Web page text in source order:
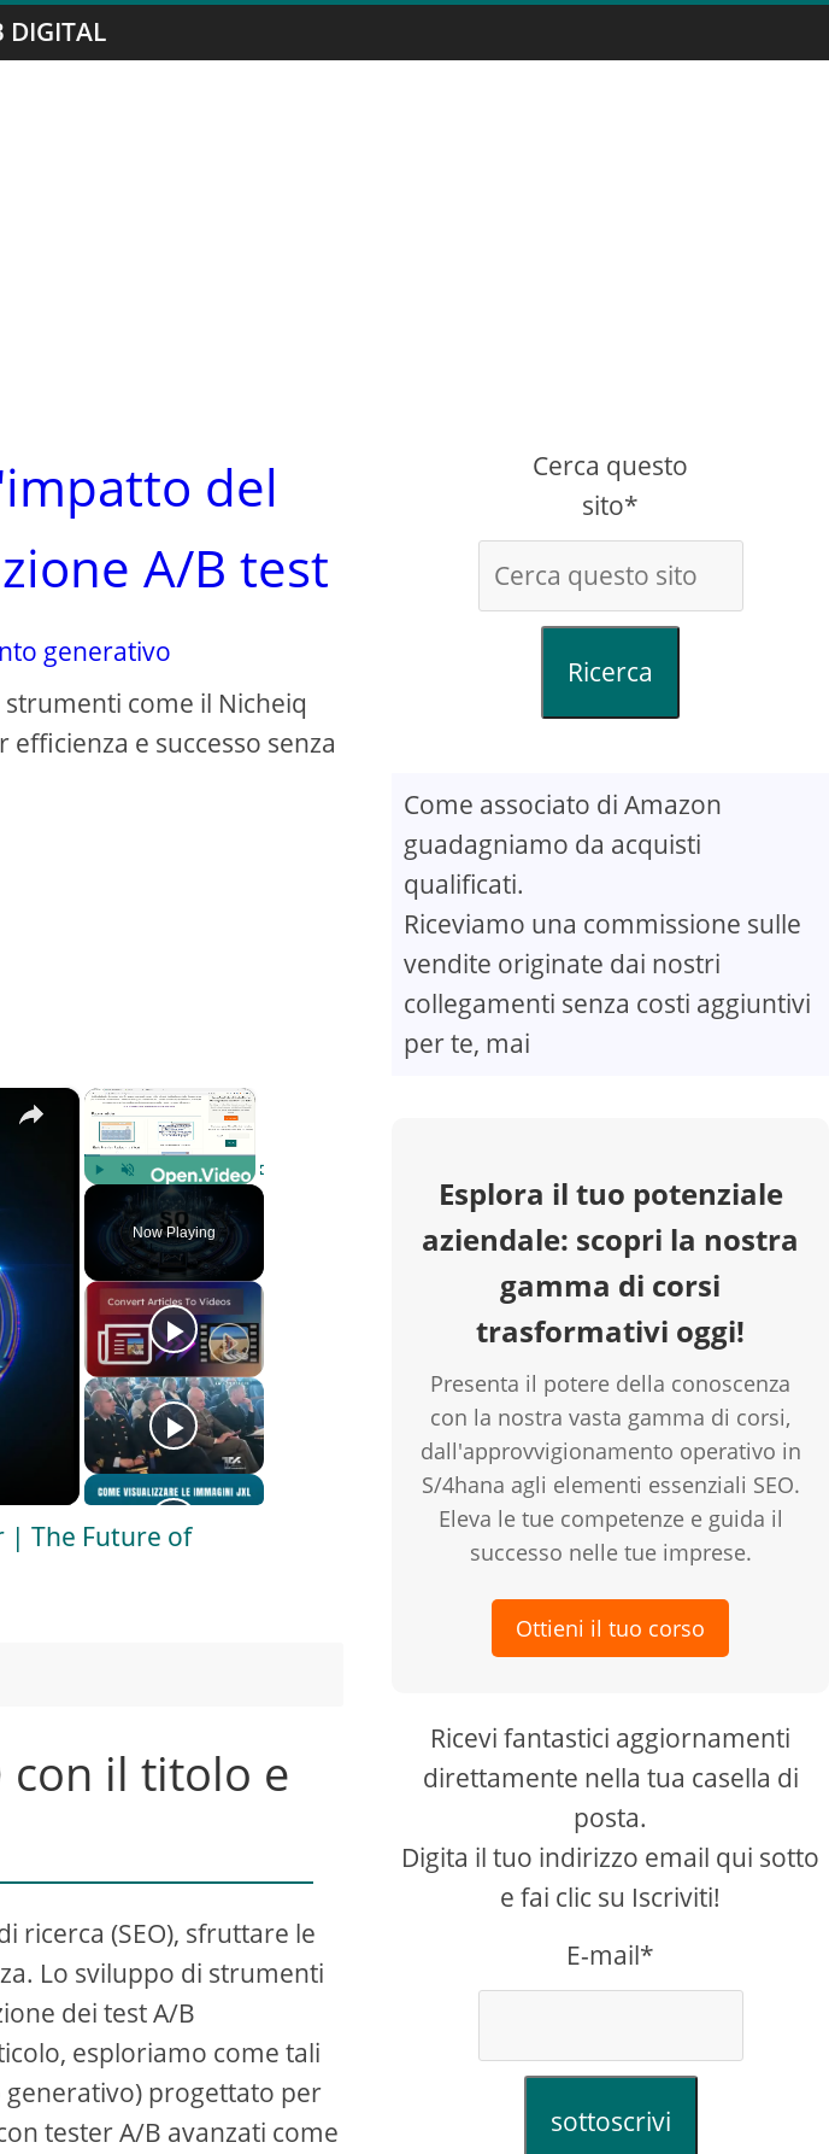
DIGITAL
del
A/B test
generativo
come il Nicheiq
e successo senza
×
Unmute
Now Playing
×
Future of Efficient SEO Strategies
| The Future of
con il titolo e
ricerca (SEO), sfruttare le
Lo sviluppo di strumenti
dei test A/B
esploriamo come tali
progettato per
tester A/B avanzati come
Cerca questo
sito*
Ricerca
Come associato di Amazon
guadagniamo da acquisti
qualificati.
Riceviamo una commissione sulle
vendite originate dai nostri
collegamenti senza costi aggiuntivi
per te, mai
Esplora il tuo potenziale
aziendale: scopri la nostra
gamma di corsi
trasformativi oggi!
Presenta il potere della conoscenza
con la nostra vasta gamma di corsi,
dall'approvvigionamento operativo in
S/4hana agli elementi essenziali SEO.
Eleva le tue competenze e guida il
successo nelle tue imprese.
Ottieni il tuo corso
Ricevi fantastici aggiornamenti
direttamente nella tua casella di
posta.
Digita il tuo indirizzo email qui sotto
e fai clic su Iscriviti!
E-mail*
sottoscrivi